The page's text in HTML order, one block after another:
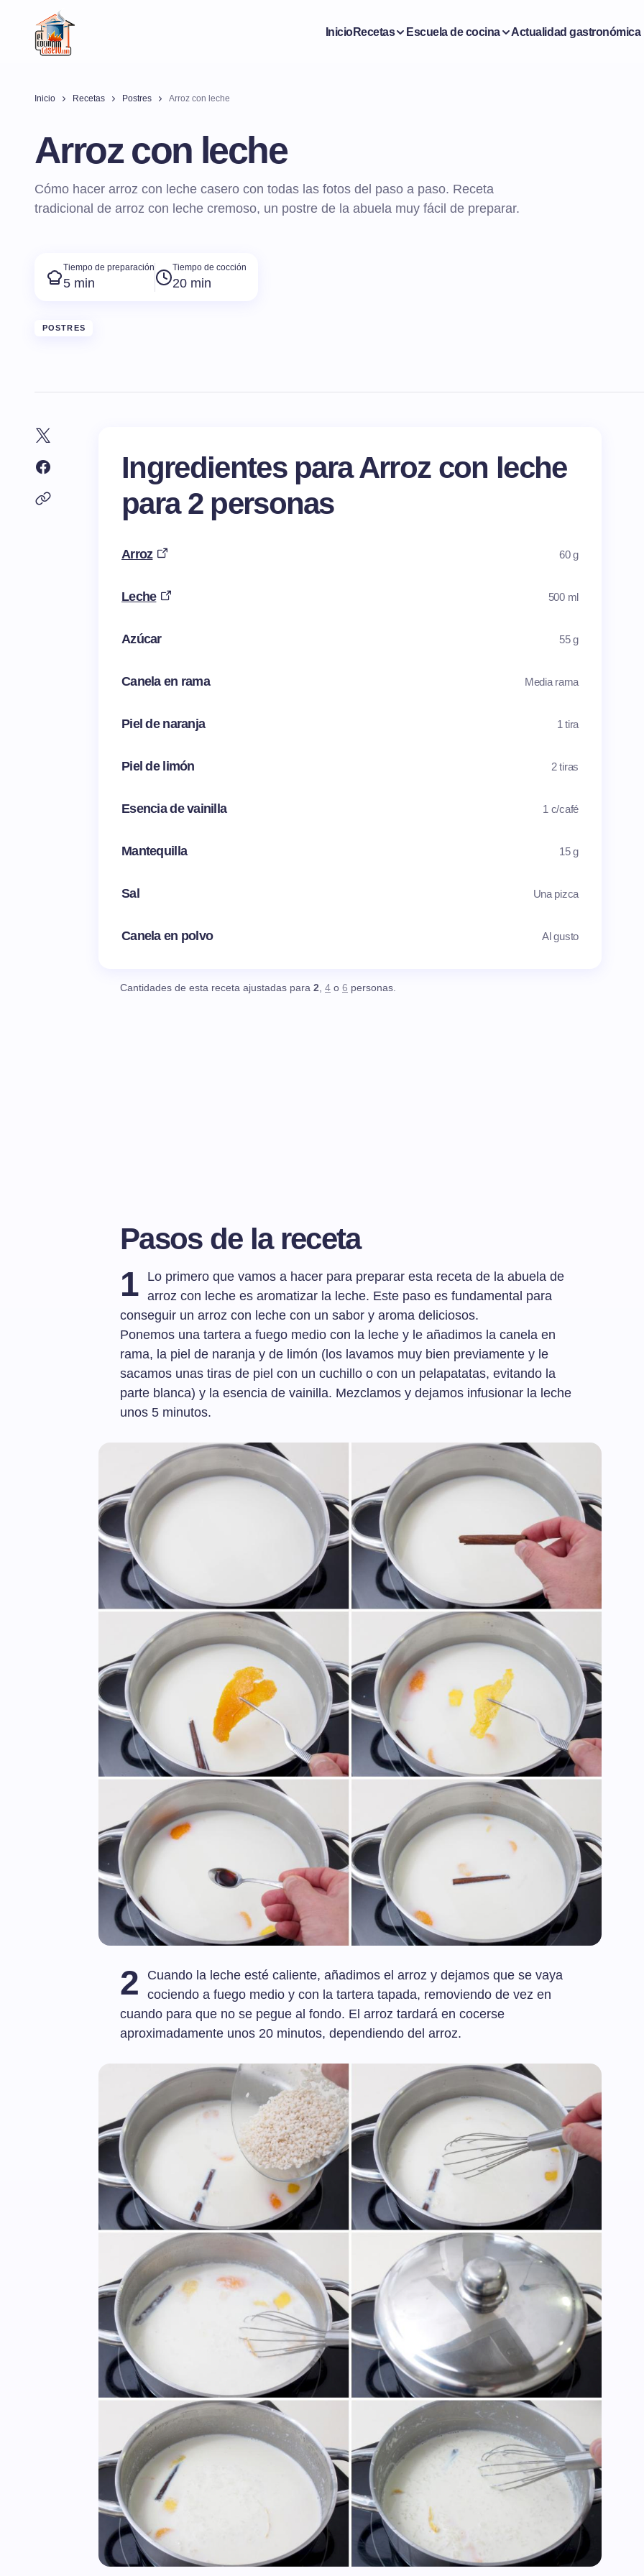
InicioRecetas Escuela de cocina Actualidad gastronómica
Inicio Recetas Postres Arroz con leche
Arroz con leche
Cómo hacer arroz con leche casero con todas las fotos del paso a paso. Receta
tradicional de arroz con leche cremoso, un postre de la abuela muy fácil de preparar.
Tiempo de preparación
5 min
Tiempo de cocción
20 min
POSTRES
Ingredientes para Arroz con leche
para 2 personas
Arroz 60 g
Leche 500 ml
Azúcar 55 g
Canela en rama Media rama
Piel de naranja 1 tira
Piel de limón 2 tiras
Esencia de vainilla 1 c/café
Mantequilla 15 g
Sal Una pizca
Canela en polvo Al gusto
Cantidades de esta receta ajustadas para 2, 4 o 6 personas.
Pasos de la receta
1
Lo primero que vamos a hacer para preparar esta receta de la abuela de
arroz con leche es aromatizar la leche. Este paso es fundamental para
conseguir un arroz con leche con un sabor y aroma deliciosos.
Ponemos una tartera a fuego medio con la leche y le añadimos la canela en
rama, la piel de naranja y de limón (los lavamos muy bien previamente y le
sacamos unas tiras de piel con un cuchillo o con un pelapatatas, evitando la
parte blanca) y la esencia de vainilla. Mezclamos y dejamos infusionar la leche
unos 5 minutos.
2
Cuando la leche esté caliente, añadimos el arroz y dejamos que se vaya
cociendo a fuego medio y con la tartera tapada, removiendo de vez en
cuando para que no se pegue al fondo. El arroz tardará en cocerse
aproximadamente unos 20 minutos, dependiendo del arroz.